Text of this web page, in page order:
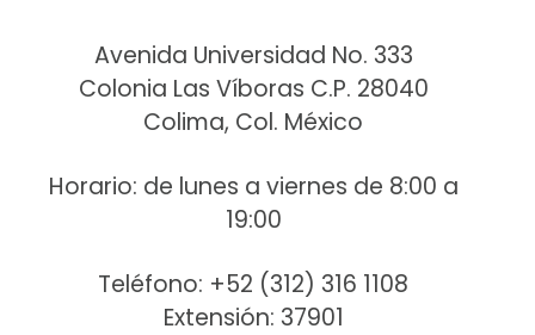
Avenida Universidad No. 333
Colonia Las Víboras C.P. 28040
Colima, Col. México
Horario: de lunes a viernes de 8:00 a
19:00
Teléfono: +52 (312) 316 1108
Extensión: 37901